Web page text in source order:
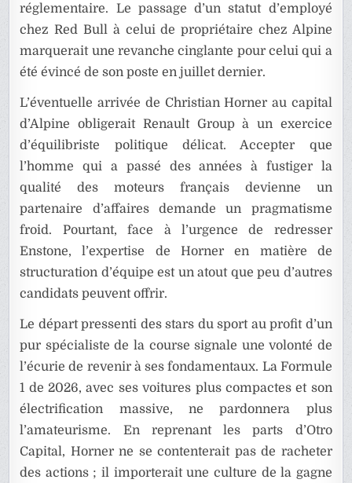
réglementaire. Le passage d’un statut d’employé
chez Red Bull à celui de propriétaire chez Alpine
marquerait une revanche cinglante pour celui qui a
été évincé de son poste en juillet dernier.
L’éventuelle arrivée de Christian Horner au capital
d’Alpine obligerait Renault Group à un exercice
d’équilibriste politique délicat. Accepter que
l’homme qui a passé des années à fustiger la
qualité des moteurs français devienne un
partenaire d’affaires demande un pragmatisme
froid. Pourtant, face à l’urgence de redresser
Enstone, l’expertise de Horner en matière de
structuration d’équipe est un atout que peu d’autres
candidats peuvent offrir.
Le départ pressenti des stars du sport au profit d’un
pur spécialiste de la course signale une volonté de
l’écurie de revenir à ses fondamentaux. La Formule
1 de 2026, avec ses voitures plus compactes et son
électrification massive, ne pardonnera plus
l’amateurisme. En reprenant les parts d’Otro
Capital, Horner ne se contenterait pas de racheter
des actions ; il importerait une culture de la gagne